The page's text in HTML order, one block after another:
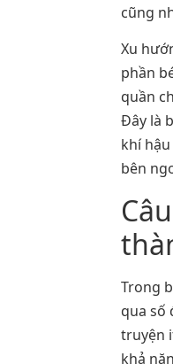
cũng
Xu
phần
quần
Đây là
khí
bên
Trong
qua số
truyện
khả